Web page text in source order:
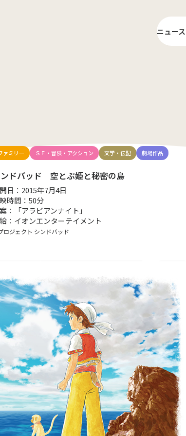
ニュース
ァミリー ＳＦ・冒険・アクション 文学・伝記 劇場作品
ドバッド 空とぶ姫と秘密の島
日：2015年7月4日
時間：50分
：「アラビアンナイト」
：イオンエンターテイメント
ロジェクト シンドバッド